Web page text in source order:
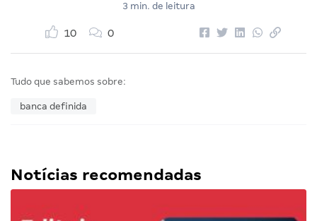
3 min. de leitura
10 0
Tudo que sabemos sobre:
banca definida
Notícias recomendadas